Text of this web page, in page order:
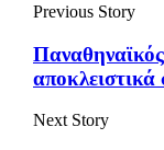
Previous Story
Next Story